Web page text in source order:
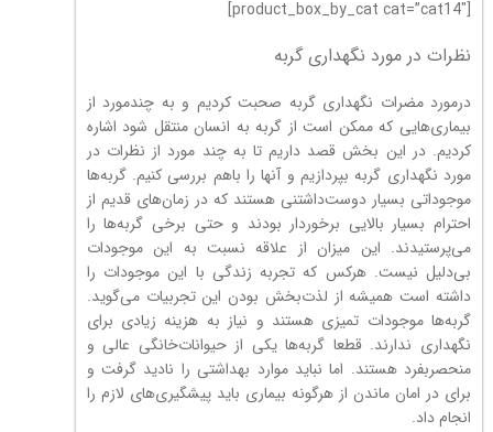
[product_box_by_cat cat=”cat14″]
نظرات در مورد نگهداری گربه
درمورد مضرات نگهداری گربه صحبت کردیم و به چندمورد از
بیماری‌هایی که ممکن است از گربه به انسان منتقل شود اشاره
کردیم. در این بخش قصد داریم تا به چند مورد از نظرات در
مورد نگهداری گربه بپردازیم و آنها را باهم بررسی کنیم. گربه‌ها
موجوداتی بسیار دوست‌داشتنی هستند که در زمان‌های قدیم از
احترام بسیار بالایی برخوردار بودند و حتی برخی گربه‌ها را
می‌پرستیدند. این میزان از علاقه نسبت به این موجودات
بی‌دلیل نیست. هرکس که تجربه زندگی با این موجودات را
داشته است همیشه از لذت‌بخش بودن این تجربیات می‌گوید.
گربه‌ها موجودات تمیزی هستند و نیاز به هزینه زیادی برای
نگهداری ندارند. قطعا گربه‌ها یکی از حیوانات‌خانگی عالی و
منحصربفرد هستند. اما نباید موارد بهداشتی را نادید گرفت و
برای در امان ماندن از هرگونه بیماری باید پیشگیری‌های لازم را
انجام داد.